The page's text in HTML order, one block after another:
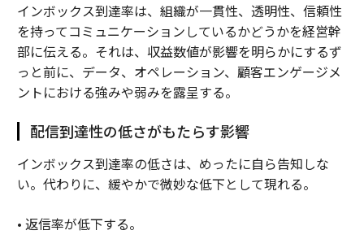
インボックス到達率は、組織が一貫性、透明性、信頼性
を持ってコミュニケーションしているかどうかを経営幹
部に伝える。それは、収益数値が影響を明らかにするず
っと前に、データ、オペレーション、顧客エンゲージメ
ントにおける強みや弱みを露呈する。
配信到達性の低さがもたらす影響
インボックス到達率の低さは、めったに自ら告知しな
い。代わりに、緩やかで微妙な低下として現れる。
• 返信率が低下する。